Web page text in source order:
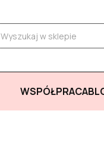
WSPÓŁPRACA